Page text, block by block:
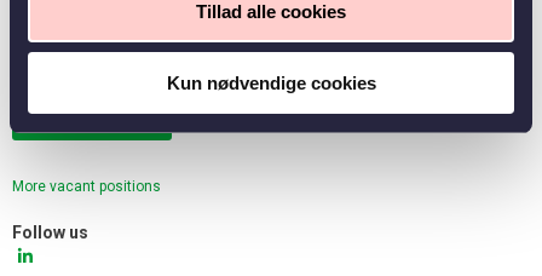
Tillad alle cookies
Kun nødvendige cookies
More vacant positions
Follow us